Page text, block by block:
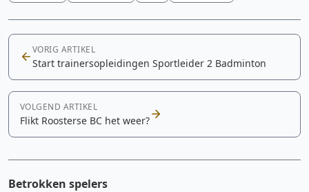
VORIG ARTIKEL
Start trainersopleidingen Sportleider 2 Badminton
VOLGEND ARTIKEL
Flikt Roosterse BC het weer?
Betrokken spelers